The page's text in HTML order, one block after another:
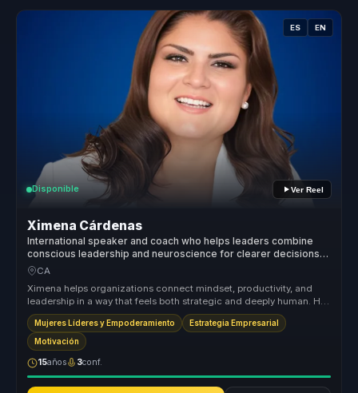
ES EN
Disponible Ver Reel
Ximena Cárdenas
International speaker and coach who helps leaders combine
conscious leadership and neuroscience for clearer decisions
and sustainable performance.
CA
Ximena helps organizations connect mindset, productivity, and
leadership in a way that feels both strategic and deeply human. Her
session...
Mujeres Líderes y Empoderamiento Estrategia Empresarial
Motivación
15años 3conf.